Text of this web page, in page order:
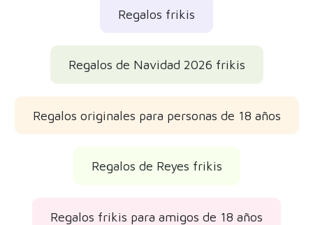
Regalos frikis
Regalos de Navidad 2026 frikis
Regalos originales para personas de 18 años
Regalos de Reyes frikis
Regalos frikis para amigos de 18 años